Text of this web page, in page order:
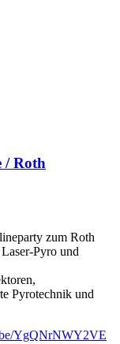
/ Roth
zum Roth
Pyro und
Pyrotechnik und
YgQNrNWY2VE